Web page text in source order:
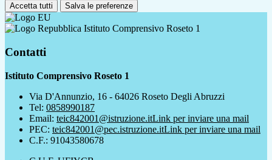
Accetta tutti Salva le preferenze
Istituto Comprensivo Roseto 1
Contatti
Istituto Comprensivo Roseto 1
Via D'Annunzio, 16 - 64026 Roseto Degli Abruzzi
Tel: 0858990187
Email: teic842001@istruzione.itLink per inviare una mail
PEC: teic842001@pec.istruzione.itLink per inviare una mail
C.F.: 91043580678